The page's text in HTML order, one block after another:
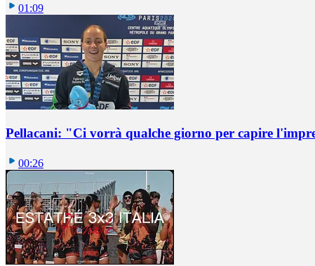
01:09
Pellacani: "Ci vorrà qualche giorno per capire
00:26